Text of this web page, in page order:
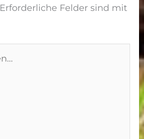
Erforderliche Felder sind mit